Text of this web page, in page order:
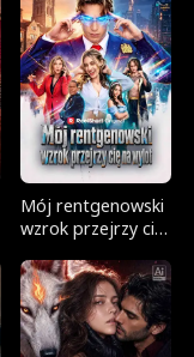
Mój rentgenowski
wzrok przejrzy cię